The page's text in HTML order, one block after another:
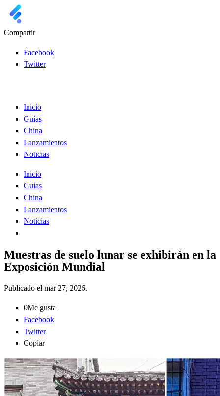
Compartir
Facebook
Twitter
Inicio
Guías
China
Lanzamientos
Noticias
Inicio
Guías
China
Lanzamientos
Noticias
Muestras de suelo lunar se exhibirán en la
Exposición Mundial
Publicado el mar 27, 2026.
0Me gusta
Facebook
Twitter
Copiar